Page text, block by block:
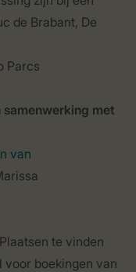
de Brabant, De
Parcs
met
van
te vinden
voor boekingen van